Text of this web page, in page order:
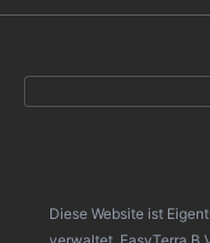
Diese Website ist